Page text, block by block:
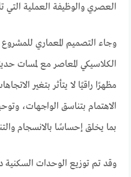
العصري والوظيفة العملية التي
وجاء التصميم المعماري
الكلاسيكي المعاصر مع لمسات
مظهرًا راقيًا لا يتأثر بتغير
الاهتمام بتناسق الواجهات،
بما يخلق إحساسًا بالانسجام
وقد تم توزيع الوحدات